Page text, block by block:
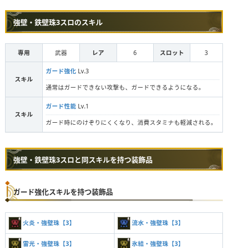
強壁・鉄壁珠3スロのスキル
専用 武器 レア 6 スロット 3
スキル
ガード強化 Lv.3
通常はガードできない攻撃も、ガードできるようになる。
スキル
ガード性能 Lv.1
ガード時にのけぞりにくくなり、消費スタミナも軽減される。
強壁・鉄壁珠3スロと同スキルを持つ装飾品
ガード強化スキルを持つ装飾品
火炎・強壁珠【3】 流水・強壁珠【3】
雷光・強壁珠【3】 氷結・強壁珠【3】